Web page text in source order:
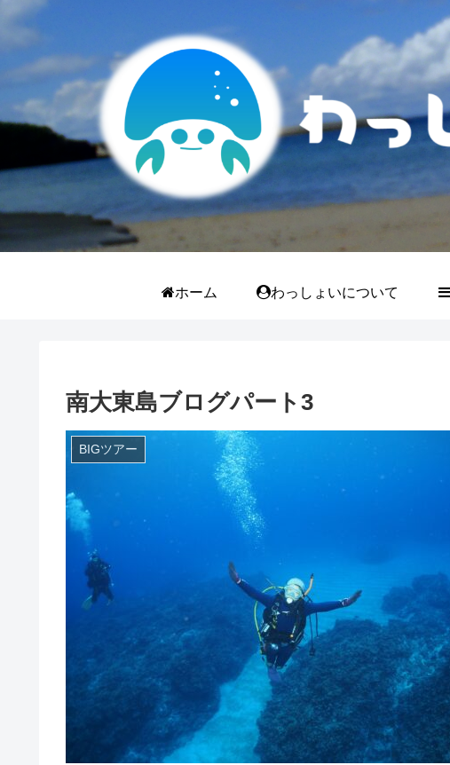
ホーム わっしょいについて
南大東島ブログパート3
BIGツアー